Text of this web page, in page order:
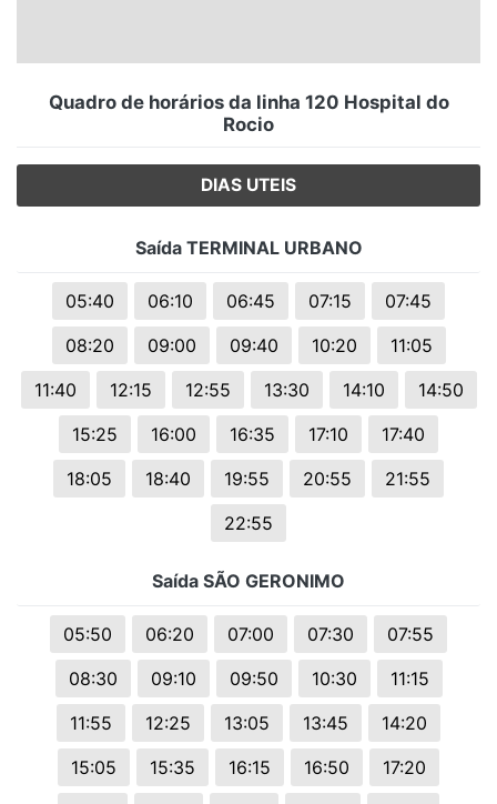
Quadro de horários da linha 120 Hospital do
Rocio
DIAS UTEIS
Saída TERMINAL URBANO
05:40 06:10 06:45 07:15
07:45
08:20
09:00 09:40 10:20
11:05
11:40
12:15 12:55 13:30 14:10
14:50
15:25
16:00 16:35 17:10
17:40
18:05
18:40 19:55 20:55
21:55
22:55
Saída SÃO GERONIMO
05:50 06:20 07:00 07:30
07:55
08:30
09:10 09:50 10:30
11:15
11:55
12:25 13:05 13:45
14:20
15:05
15:35 16:15 16:50
17:20